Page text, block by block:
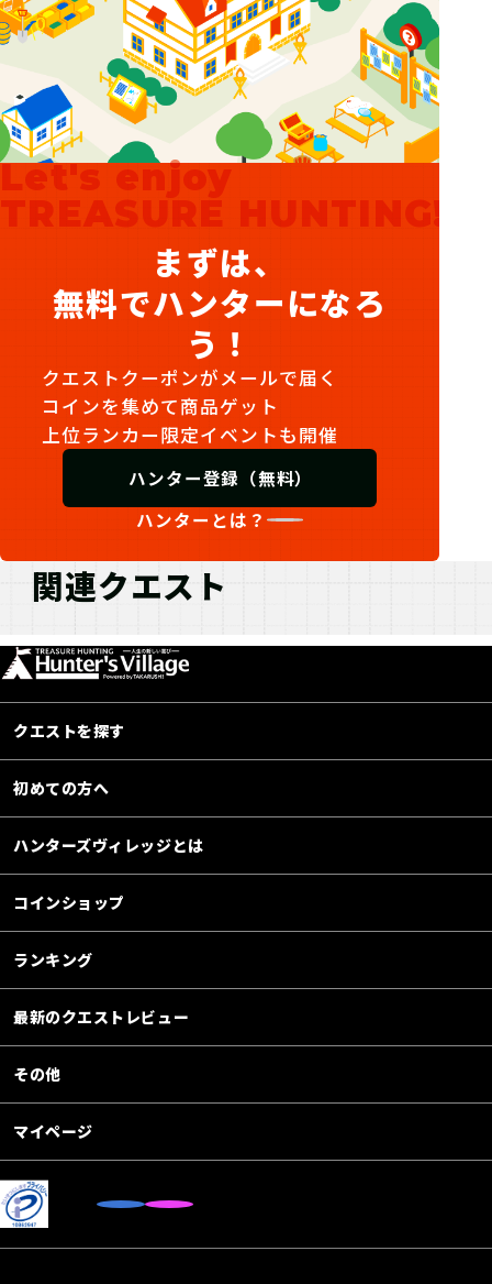
Let's enjoy
TREASURE HUNTING!
まずは、
無料でハンターになろ
う！
クエストクーポンがメールで届く
コインを集めて商品ゲット
上位ランカー限定イベントも開催
ハンター登録（無料）
ハンターとは？
関連クエスト
クエストを探す
初めての方へ
ハンターズヴィレッジとは
コインショップ
ランキング
最新のクエストレビュー
その他
マイページ